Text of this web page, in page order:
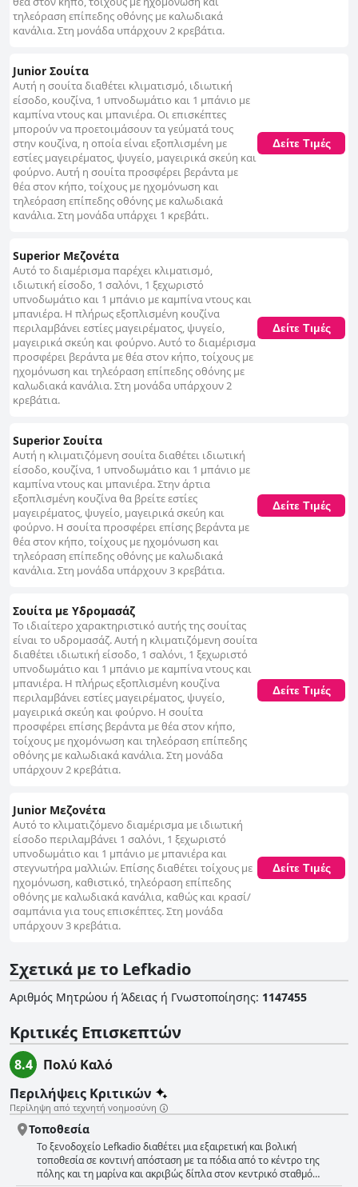
τηλεόραση επίπεδης οθόνης με καλωδιακά
κανάλια. Στη μονάδα υπάρχουν 2 κρεβάτια.
Junior Σουίτα
Αυτή η σουίτα διαθέτει κλιματισμό, ιδιωτική
είσοδο, κουζίνα, 1 υπνοδωμάτιο και 1 μπάνιο με
καμπίνα ντους και μπανιέρα. Οι επισκέπτες
μπορούν να προετοιμάσουν τα γεύματά τους
στην κουζίνα, η οποία είναι εξοπλισμένη με
εστίες μαγειρέματος, ψυγείο, μαγειρικά σκεύη και
φούρνο. Αυτή η σουίτα προσφέρει βεράντα με
θέα στον κήπο, τοίχους με ηχομόνωση και
τηλεόραση επίπεδης οθόνης με καλωδιακά
κανάλια. Στη μονάδα υπάρχει 1 κρεβάτι.
Δείτε Τιμές
Superior Μεζονέτα
Αυτό το διαμέρισμα παρέχει κλιματισμό,
ιδιωτική είσοδο, 1 σαλόνι, 1 ξεχωριστό
υπνοδωμάτιο και 1 μπάνιο με καμπίνα ντους και
μπανιέρα. Η πλήρως εξοπλισμένη κουζίνα
περιλαμβάνει εστίες μαγειρέματος, ψυγείο,
μαγειρικά σκεύη και φούρνο. Αυτό το διαμέρισμα
προσφέρει βεράντα με θέα στον κήπο, τοίχους με
ηχομόνωση και τηλεόραση επίπεδης οθόνης με
καλωδιακά κανάλια. Στη μονάδα υπάρχουν 2
κρεβάτια.
Δείτε Τιμές
Superior Σουίτα
Αυτή η κλιματιζόμενη σουίτα διαθέτει ιδιωτική
είσοδο, κουζίνα, 1 υπνοδωμάτιο και 1 μπάνιο με
καμπίνα ντους και μπανιέρα. Στην άρτια
εξοπλισμένη κουζίνα θα βρείτε εστίες
μαγειρέματος, ψυγείο, μαγειρικά σκεύη και
φούρνο. Η σουίτα προσφέρει επίσης βεράντα με
θέα στον κήπο, τοίχους με ηχομόνωση και
τηλεόραση επίπεδης οθόνης με καλωδιακά
κανάλια. Στη μονάδα υπάρχουν 3 κρεβάτια.
Δείτε Τιμές
Σουίτα με Υδρομασάζ
Το ιδιαίτερο χαρακτηριστικό αυτής της σουίτας
είναι το υδρομασάζ. Αυτή η κλιματιζόμενη σουίτα
διαθέτει ιδιωτική είσοδο, 1 σαλόνι, 1 ξεχωριστό
υπνοδωμάτιο και 1 μπάνιο με καμπίνα ντους και
μπανιέρα. Η πλήρως εξοπλισμένη κουζίνα
περιλαμβάνει εστίες μαγειρέματος, ψυγείο,
μαγειρικά σκεύη και φούρνο. Η σουίτα
προσφέρει επίσης βεράντα με θέα στον κήπο,
τοίχους με ηχομόνωση και τηλεόραση επίπεδης
οθόνης με καλωδιακά κανάλια. Στη μονάδα
υπάρχουν 2 κρεβάτια.
Δείτε Τιμές
Junior Μεζονέτα
Αυτό το κλιματιζόμενο διαμέρισμα με ιδιωτική
είσοδο περιλαμβάνει 1 σαλόνι, 1 ξεχωριστό
υπνοδωμάτιο και 1 μπάνιο με μπανιέρα και
στεγνωτήρα μαλλιών. Επίσης διαθέτει τοίχους με
ηχομόνωση, καθιστικό, τηλεόραση επίπεδης
οθόνης με καλωδιακά κανάλια, καθώς και κρασί/
σαμπάνια για τους επισκέπτες. Στη μονάδα
υπάρχουν 3 κρεβάτια.
Δείτε Τιμές
Σχετικά με το Lefkadio
Αριθμός Μητρώου ή Άδειας ή Γνωστοποίησης: 1147455
Κριτικές Επισκεπτών
8.4
Πολύ Καλό
Περιλήψεις Κριτικών
Περίληψη από τεχνητή νοημοσύνη
Τοποθεσία
Το ξενοδοχείο Lefkadio διαθέτει μια εξαιρετική και βολική
τοποθεσία σε κοντινή απόσταση με τα πόδια από το κέντρο της
πόλης και τη μαρίνα και ακριβώς δίπλα στον κεντρικό σταθμό